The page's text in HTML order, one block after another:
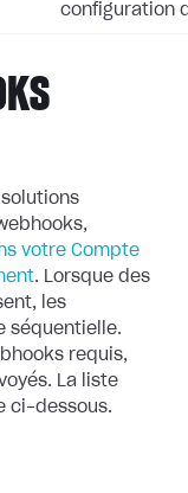
configuration
votre Compte
. Lorsque des
les
séquentielle.
requis,
La liste
ci-dessous.